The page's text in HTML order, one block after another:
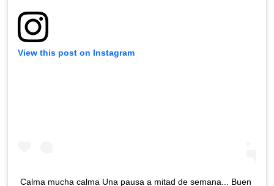
View this post on Instagram
Calma mucha calma Una pausa a mitad de semana... Buen